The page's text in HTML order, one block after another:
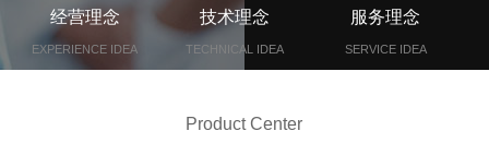
经营理念
EXPERIENCE IDEA
技术理念
TECHNICAL IDEA
服务理念
SERVICE IDEA
Product Center